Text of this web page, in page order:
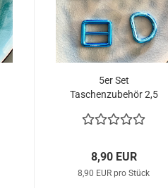
5er Set
Taschenzubehör 2,5
8,90 EUR
8,90 EUR pro Stück